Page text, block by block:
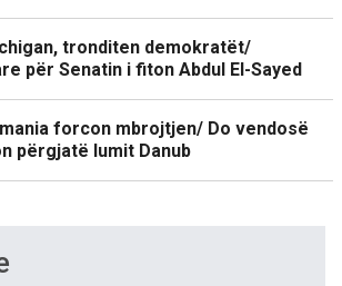
tronditen demokratët/
për Senatin i fiton Abdul El-Sayed
forcon mbrojtjen/ Do vendosë
përgjatë lumit Danub